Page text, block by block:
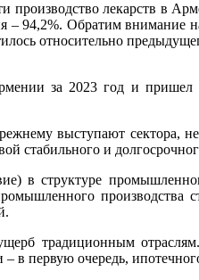
лекарств в
– 94,2%. Обратим
относительно
за 2023 год и
выступают сектора,
стабильного и
в структуре
производства
традиционным
первую очередь,